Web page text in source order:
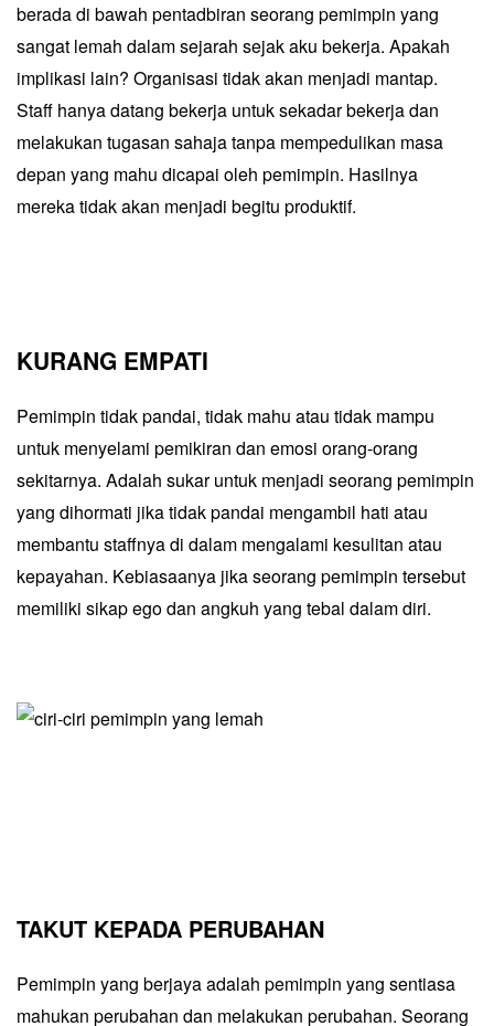
berada di bawah pentadbiran seorang pemimpin yang
sangat lemah dalam sejarah sejak aku bekerja. Apakah
implikasi lain? Organisasi tidak akan menjadi mantap.
Staff hanya datang bekerja untuk sekadar bekerja dan
melakukan tugasan sahaja tanpa mempedulikan masa
depan yang mahu dicapai oleh pemimpin. Hasilnya
mereka tidak akan menjadi begitu produktif.
KURANG EMPATI
Pemimpin tidak pandai, tidak mahu atau tidak mampu
untuk menyelami pemikiran dan emosi orang-orang
sekitarnya. Adalah sukar untuk menjadi seorang pemimpin
yang dihormati jika tidak pandai mengambil hati atau
membantu staffnya di dalam mengalami kesulitan atau
kepayahan. Kebiasaanya jika seorang pemimpin tersebut
memiliki sikap ego dan angkuh yang tebal dalam diri.
TAKUT KEPADA PERUBAHAN
Pemimpin yang berjaya adalah pemimpin yang sentiasa
mahukan perubahan dan melakukan perubahan. Seorang